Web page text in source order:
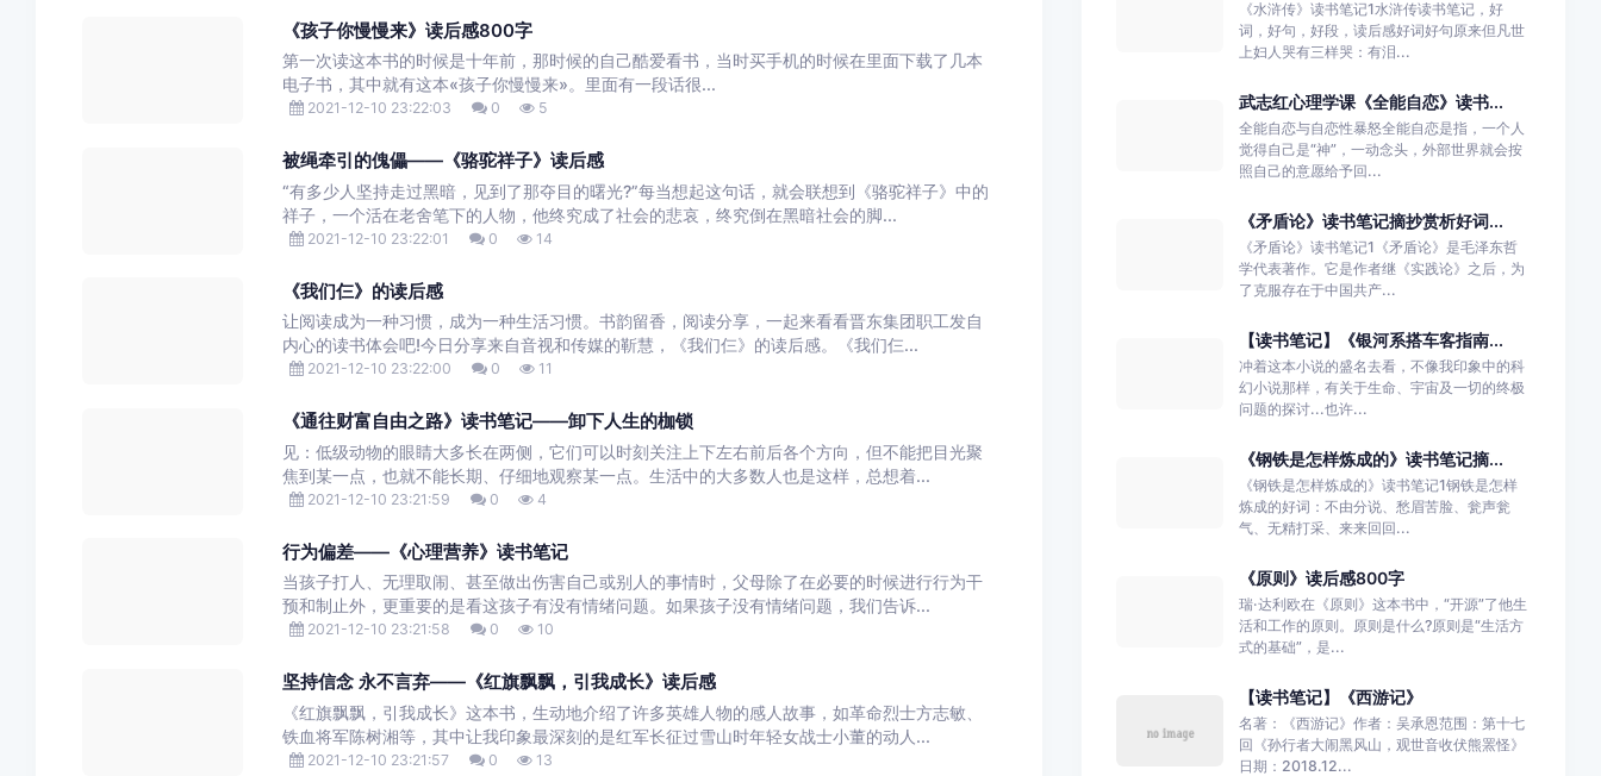
《孩子你慢慢来》读后感800字
第一次读这本书的时候是十年前，那时候的自己酷爱看书，当时买手机的时候在里面下载了几本
电子书，其中就有这本«孩子你慢慢来»。里面有一段话很...
2021-12-10 23:22:03 0 5
被绳牵引的傀儡——《骆驼祥子》读后感
“有多少人坚持走过黑暗，见到了那夺目的曙光?”每当想起这句话，就会联想到《骆驼祥子》中的
祥子，一个活在老舍笔下的人物，他终究成了社会的悲哀，终究倒在黑暗社会的脚...
2021-12-10 23:22:01 0 14
《我们仨》的读后感
让阅读成为一种习惯，成为一种生活习惯。书韵留香，阅读分享，一起来看看晋东集团职工发自
内心的读书体会吧!今日分享来自音视和传媒的靳慧，《我们仨》的读后感。《我们仨...
2021-12-10 23:22:00 0 11
《通往财富自由之路》读书笔记——卸下人生的枷锁
见：低级动物的眼睛大多长在两侧，它们可以时刻关注上下左右前后各个方向，但不能把目光聚
焦到某一点，也就不能长期、仔细地观察某一点。生活中的大多数人也是这样，总想着...
2021-12-10 23:21:59 0 4
行为偏差——《心理营养》读书笔记
当孩子打人、无理取闹、甚至做出伤害自己或别人的事情时，父母除了在必要的时候进行行为干
预和制止外，更重要的是看这孩子有没有情绪问题。如果孩子没有情绪问题，我们告诉...
2021-12-10 23:21:58 0 10
坚持信念 永不言弃——《红旗飘飘，引我成长》读后感
《红旗飘飘，引我成长》这本书，生动地介绍了许多英雄人物的感人故事，如革命烈士方志敏、
铁血将军陈树湘等，其中让我印象最深刻的是红军长征过雪山时年轻女战士小董的动人...
2021-12-10 23:21:57 0 13
《水浒传》读书笔记1水浒传读书笔记，好
词，好句，好段，读后感好词好句原来但凡世
上妇人哭有三样哭：有泪...
武志红心理学课《全能自恋》读书...
全能自恋与自恋性暴怒全能自恋是指，一个人
觉得自己是“神”，一动念头，外部世界就会按
照自己的意愿给予回...
《矛盾论》读书笔记摘抄赏析好词...
《矛盾论》读书笔记1《矛盾论》是毛泽东哲
学代表著作。它是作者继《实践论》之后，为
了克服存在于中国共产...
【读书笔记】《银河系搭车客指南...
冲着这本小说的盛名去看，不像我印象中的科
幻小说那样，有关于生命、宇宙及一切的终极
问题的探讨...也许...
《钢铁是怎样炼成的》读书笔记摘...
《钢铁是怎样炼成的》读书笔记1钢铁是怎样
炼成的好词：不由分说、愁眉苦脸、瓮声瓮
气、无精打采、来来回回...
《原则》读后感800字
瑞·达利欧在《原则》这本书中，“开源”了他生
活和工作的原则。原则是什么?原则是“生活方
式的基础”，是...
【读书笔记】《西游记》
名著：《西游记》作者：吴承恩范围：第十七
回《孙行者大闹黑风山，观世音收伏熊罴怪》
日期：2018.12...